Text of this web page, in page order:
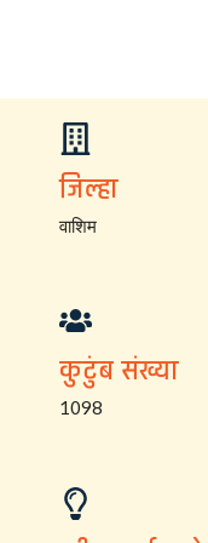
जिल्हा
वाशिम
कुटुंब संख्या
1098